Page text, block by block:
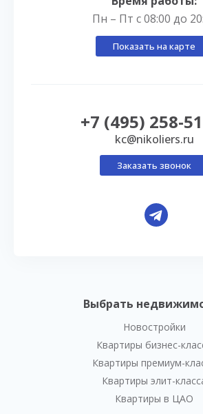
Выбрать
Новостройки
Квартиры бизнес-
Квартиры премиум-
Квартиры элит-
Квартиры в ЦАО
Пн – Пт с 08:00 до
Показать на карте
+7 (495) 258-
kc@nikoliers.ru
Заказать звонок